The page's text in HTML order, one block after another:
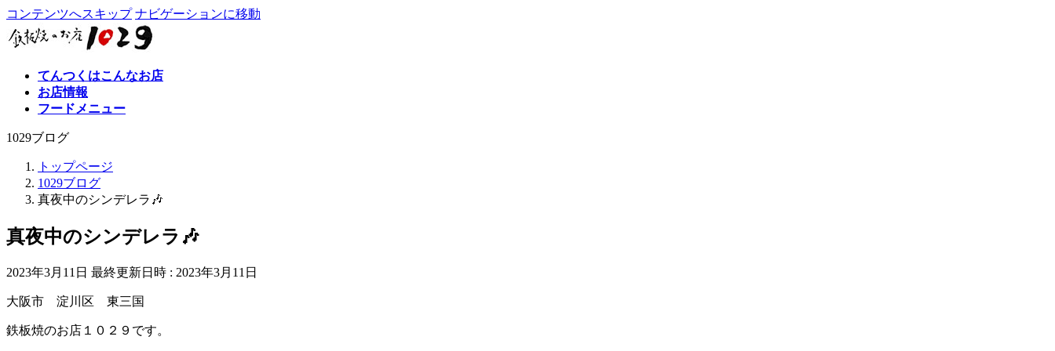
コンテンツへスキップ ナビゲーションに移動
てんつくはこんなお店
お店情報
フードメニュー
1029ブログ
トップページ
1029ブログ
真夜中のシンデレラ🎶
真夜中のシンデレラ🎶
2023年3月11日 最終更新日時 : 2023年3月11日
大阪市 淀川区 東三国
鉄板焼のお店１０２９です。